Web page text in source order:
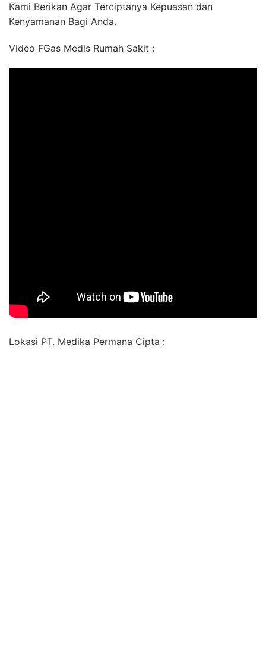
Kami Berikan Agar Terciptanya Kepuasan dan
Kenyamanan Bagi Anda.
Video FGas Medis Rumah Sakit :
Lokasi PT. Medika Permana Cipta :